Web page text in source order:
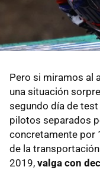
Pero si miramos al
una situación
segundo día de
pilotos separados
concretamente por
de la
2019, valga con